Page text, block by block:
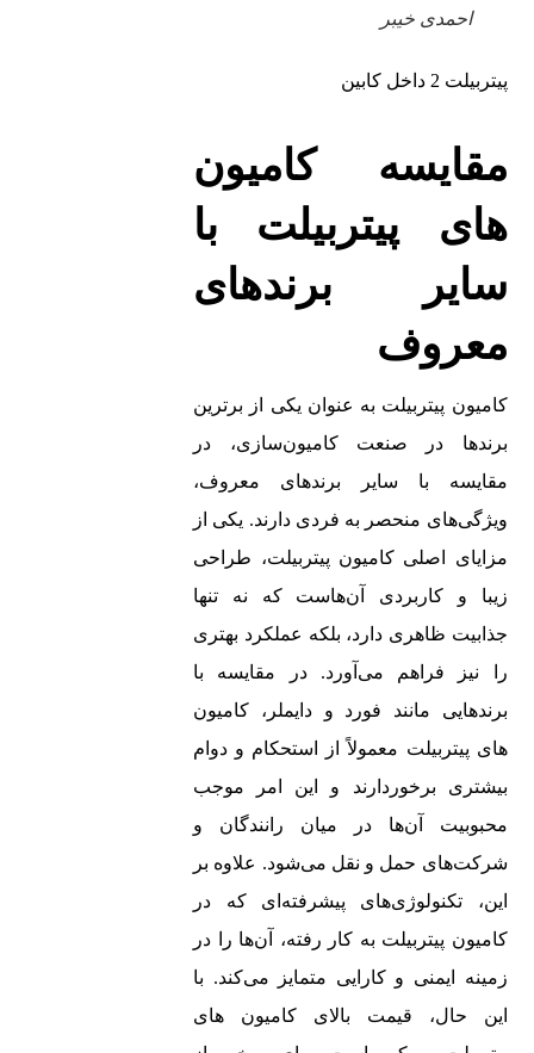
احمدی خیبر
پیتربیلت 2 داخل کابین
مقایسه کامیون‌
های پیتربیلت با
سایر برندهای
معروف
کامیون‌ پیتربیلت به عنوان یکی از برترین
برندها در صنعت کامیون‌سازی، در
مقایسه با سایر برندهای معروف،
ویژگی‌های منحصر به فردی دارند. یکی از
مزایای اصلی کامیون‌ پیتربیلت، طراحی
زیبا و کاربردی آن‌هاست که نه تنها
جذابیت ظاهری دارد، بلکه عملکرد بهتری
را نیز فراهم می‌آورد. در مقایسه با
برندهایی مانند فورد و دایملر، کامیون‌
های پیتربیلت معمولاً از استحکام و دوام
بیشتری برخوردارند و این امر موجب
محبوبیت آن‌ها در میان رانندگان و
شرکت‌های حمل و نقل می‌شود. علاوه بر
این، تکنولوژی‌های پیشرفته‌ای که در
کامیون‌ پیتربیلت به کار رفته، آن‌ها را در
زمینه ایمنی و کارایی متمایز می‌کند. با
این حال، قیمت بالای کامیون‌ های